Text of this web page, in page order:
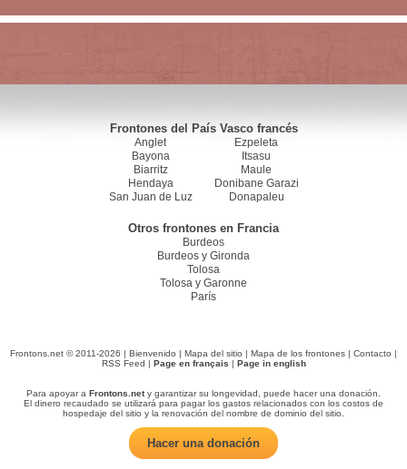
Frontones del País Vasco francés
Anglet
Bayona
Biarritz
Hendaya
San Juan de Luz
Ezpeleta
Itsasu
Maule
Donibane Garazi
Donapaleu
Otros frontones en Francia
Burdeos
Burdeos y Gironda
Tolosa
Tolosa y Garonne
París
Frontons.net © 2011-2026 | Bienvenido | Mapa del sitio | Mapa de los frontones | Contacto |
RSS Feed | Page en français | Page in english
Para apoyar a Frontons.nety garantizar su longevidad, puede hacer una donación.
El dinero recaudado se utilizará para pagar los gastos relacionados con los costos de
hospedaje del sitio y la renovación del nombre de dominio del sitio.
Hacer una donación